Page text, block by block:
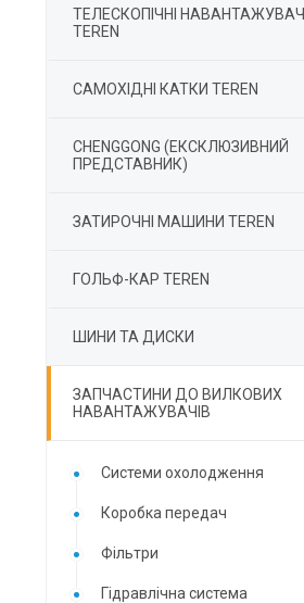
ТЕЛЕСКОПІЧНІ НАВАНТАЖУВАЧІ
TEREN
САМОХІДНІ КАТКИ TEREN
CHENGGONG (ЕКСКЛЮЗИВНИЙ
ПРЕДСТАВНИК)
ЗАТИРОЧНІ МАШИНИ TEREN
ГОЛЬФ-КАР TEREN
ШИНИ ТА ДИСКИ
ЗАПЧАСТИНИ ДО ВИЛКОВИХ
НАВАНТАЖУВАЧІВ
Cистеми охолодження
Коробка передач
Фільтри
Гідравлічна система